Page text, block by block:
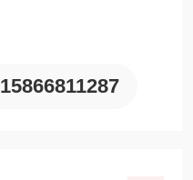
15866811287